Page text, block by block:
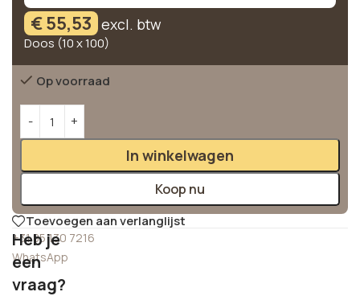
€55,53 excl. btw
Doos (10 x 100)
Op voorraad
In winkelwagen
Koop nu
Toevoegen aan verlanglijst
+31 85 130 7216
WhatsApp
Heb je
een
vraag?